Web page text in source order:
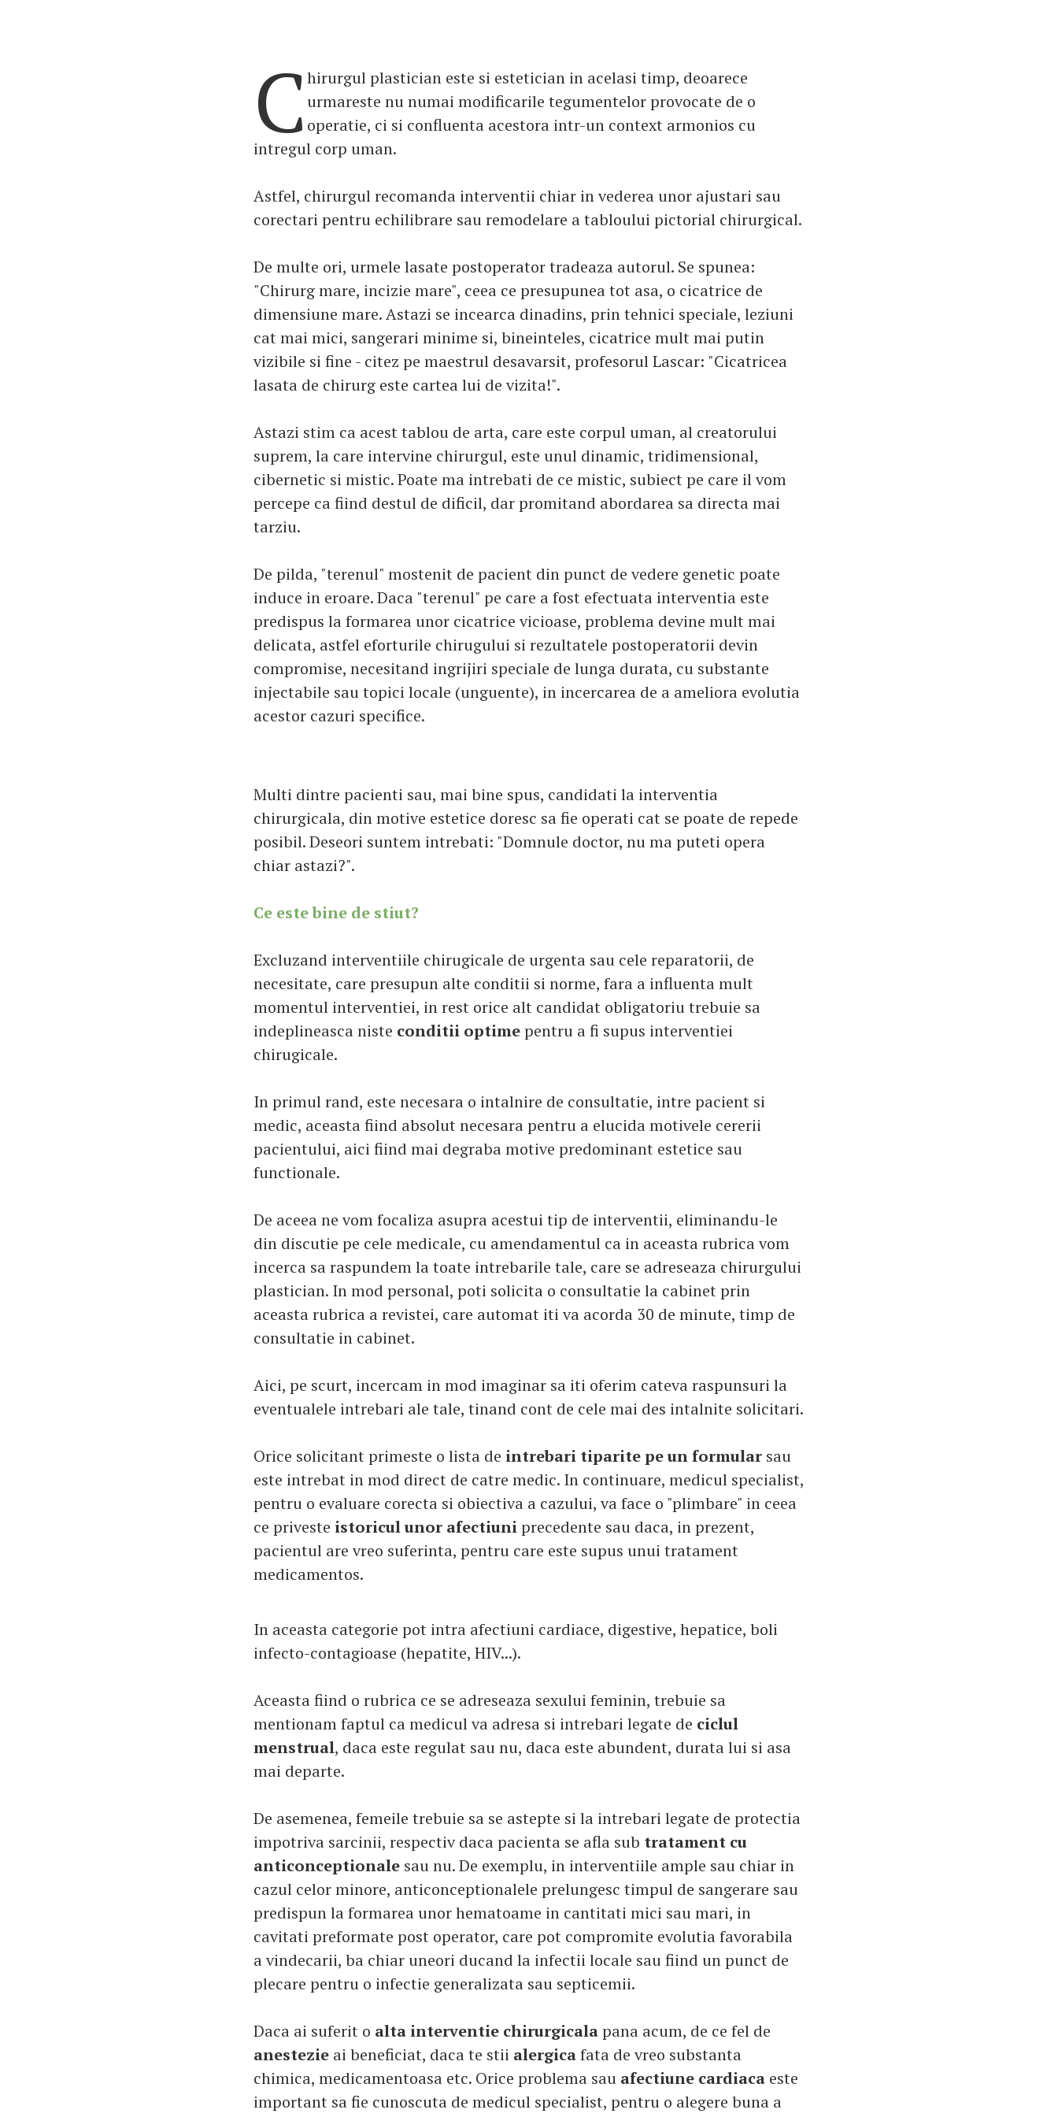
C hirurgul plastician este si estetician in acelasi timp, deoarece
urmareste nu numai modificarile tegumentelor provocate de o
operatie, ci si confluenta acestora intr-un context armonios cu
intregul corp uman.
Astfel, chirurgul recomanda interventii chiar in vederea unor ajustari sau
corectari pentru echilibrare sau remodelare a tabloului pictorial chirurgical.
De multe ori, urmele lasate postoperator tradeaza autorul. Se spunea:
"Chirurg mare, incizie mare", ceea ce presupunea tot asa, o cicatrice de
dimensiune mare. Astazi se incearca dinadins, prin tehnici speciale, leziuni
cat mai mici, sangerari minime si, bineinteles, cicatrice mult mai putin
vizibile si fine - citez pe maestrul desavarsit, profesorul Lascar: "Cicatricea
lasata de chirurg este cartea lui de vizita!".
Astazi stim ca acest tablou de arta, care este corpul uman, al creatorului
suprem, la care intervine chirurgul, este unul dinamic, tridimensional,
cibernetic si mistic. Poate ma intrebati de ce mistic, subiect pe care il vom
percepe ca fiind destul de dificil, dar promitand abordarea sa directa mai
tarziu.
De pilda, "terenul" mostenit de pacient din punct de vedere genetic poate
induce in eroare. Daca "terenul" pe care a fost efectuata interventia este
predispus la formarea unor cicatrice vicioase, problema devine mult mai
delicata, astfel eforturile chirugului si rezultatele postoperatorii devin
compromise, necesitand ingrijiri speciale de lunga durata, cu substante
injectabile sau topici locale (unguente), in incercarea de a ameliora evolutia
acestor cazuri specifice.
Multi dintre pacienti sau, mai bine spus, candidati la interventia
chirurgicala, din motive estetice doresc sa fie operati cat se poate de repede
posibil. Deseori suntem intrebati: "Domnule doctor, nu ma puteti opera
chiar astazi?".
Ce este bine de stiut?
Excluzand interventiile chirugicale de urgenta sau cele reparatorii, de
necesitate, care presupun alte conditii si norme, fara a influenta mult
momentul interventiei, in rest orice alt candidat obligatoriu trebuie sa
indeplineasca niste conditii optimepentru a fi supus interventiei
chirugicale.
In primul rand, este necesara o intalnire de consultatie, intre pacient si
medic, aceasta fiind absolut necesara pentru a elucida motivele cererii
pacientului, aici fiind mai degraba motive predominant estetice sau
functionale.
De aceea ne vom focaliza asupra acestui tip de interventii, eliminandu-le
din discutie pe cele medicale, cu amendamentul ca in aceasta rubrica vom
incerca sa raspundem la toate intrebarile tale, care se adreseaza chirurgului
plastician. In mod personal, poti solicita o consultatie la cabinet prin
aceasta rubrica a revistei, care automat iti va acorda 30 de minute, timp de
consultatie in cabinet.
Aici, pe scurt, incercam in mod imaginar sa iti oferim cateva raspunsuri la
eventualele intrebari ale tale, tinand cont de cele mai des intalnite solicitari.
Orice solicitant primeste o lista de intrebari tiparite pe un formular sau
este intrebat in mod direct de catre medic. In continuare, medicul specialist,
pentru o evaluare corecta si obiectiva a cazului, va face o "plimbare" in ceea
ce priveste istoricul unor afectiuniprecedente sau daca, in prezent,
pacientul are vreo suferinta, pentru care este supus unui tratament
medicamentos.
In aceasta categorie pot intra afectiuni cardiace, digestive, hepatice, boli
infecto-contagioase (hepatite, HIV...).
Aceasta fiind o rubrica ce se adreseaza sexului feminin, trebuie sa
mentionam faptul ca medicul va adresa si intrebari legate de ciclul
menstrual, daca este regulat sau nu, daca este abundent, durata lui si asa
mai departe.
De asemenea, femeile trebuie sa se astepte si la intrebari legate de protectia
impotriva sarcinii, respectiv daca pacienta se afla sub tratament cu
anticonceptionale sau nu. De exemplu, in interventiile ample sau chiar in
cazul celor minore, anticonceptionalele prelungesc timpul de sangerare sau
predispun la formarea unor hematoame in cantitati mici sau mari, in
cavitati preformate post operator, care pot compromite evolutia favorabila
a vindecarii, ba chiar uneori ducand la infectii locale sau fiind un punct de
plecare pentru o infectie generalizata sau septicemii.
Daca ai suferit o alta interventie chirurgicalapana acum, de ce fel de
anestezie ai beneficiat, daca te stii alergicafata de vreo substanta
chimica, medicamentoasa etc. Orice problema sau afectiune cardiaca este
important sa fie cunoscuta de medicul specialist, pentru o alegere buna a